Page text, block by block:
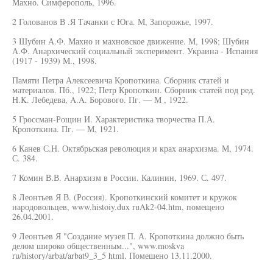
2 Голованов В .Я Тачанки с Юга. М, Запорожье, 1997.
3 Шубин А.Ф. Махно и махновское движение. М, 1998; Шубин
А.Ф. Анархический социальный эксперимент. Украина - Испания
(1917 - 1939) М., 1998.
Памяти Петра Алексеевича Кропоткина. Сборник статей и
материалов. Пб., 1922; Петр Кропоткин. Сборник статей под ред.
H.K. Лебедева, A.A. Борового. Пг. — М , 1922.
5 Гроссман-Рощин И. Характеристика творчества П.А.
Кропоткина. Пг. — М, 1921.
6 Канев С.Н. Октябрьская революция и крах анархизма. М, 1974.
С. 384.
7 Комин В.В. Анархизм в России. Калинин, 1969. С. 497.
8 Леонтьев Я В. (Россия). Кропоткинский комитет и кружок
народовольцев, www.histoiy.dux ruAk2-04.htm, помещено
26.04.2001.
9 Леонтьев Я "Создание музея П. А. Кропоткина должно быть
делом широко общественным...", www.moskva
ru/history/arbat/arbat9_3_5 html. Помешено 13.11.2000.